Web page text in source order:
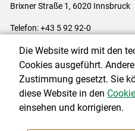
Brixner Straße 1, 6020 Innsbruck
Telefon: +43 5 92 92-0
Impressum|Kontakt|
Cookie-Einstellungen
Die Website wird mit den
Cookies ausgeführt.
Zustimmung gesetzt. Sie
diese Website in den
einsehen und korrigieren.